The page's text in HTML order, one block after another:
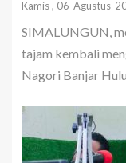
Kamis , 06-Agustus-
SIMALUNGUN,
tajam kembali
Nagori Banjar